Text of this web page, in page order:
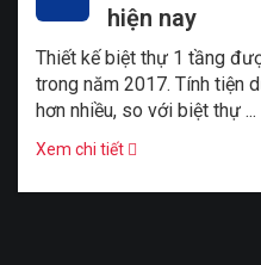
hiện nay
Thiết kế biệt thự 1 tầng
trong năm 2017. Tính tiện
hơn nhiều, so với biệt thự ...
Xem chi tiết